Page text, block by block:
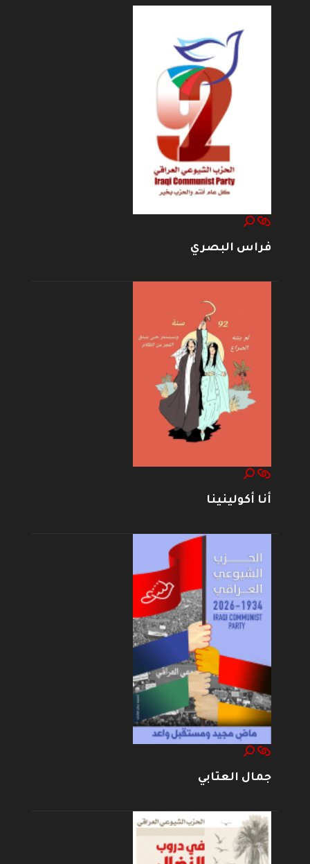
فراس البصري
أنا أكولينينا
جمال العتابي